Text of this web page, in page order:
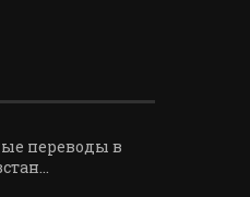
переводы в